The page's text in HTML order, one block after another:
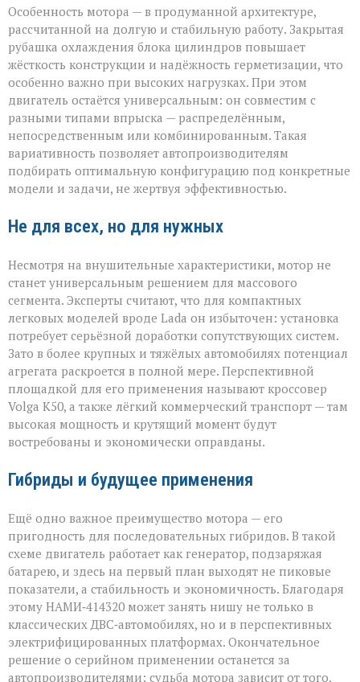
Особенность мотора — в продуманной архитектуре,
рассчитанной на долгую и стабильную работу. Закрытая
рубашка охлаждения блока цилиндров повышает
жёсткость конструкции и надёжность герметизации, что
особенно важно при высоких нагрузках. При этом
двигатель остаётся универсальным: он совместим с
разными типами впрыска — распределённым,
непосредственным или комбинированным. Такая
вариативность позволяет автопроизводителям
подбирать оптимальную конфигурацию под конкретные
модели и задачи, не жертвуя эффективностью.
Не для всех, но для нужных
Несмотря на внушительные характеристики, мотор не
станет универсальным решением для массового
сегмента. Эксперты считают, что для компактных
легковых моделей вроде Lada он избыточен: установка
потребует серьёзной доработки сопутствующих систем.
Зато в более крупных и тяжёлых автомобилях потенциал
агрегата раскроется в полной мере. Перспективной
площадкой для его применения называют кроссовер
Volga К50, а также лёгкий коммерческий транспорт — там
высокая мощность и крутящий момент будут
востребованы и экономически оправданы.
Гибриды и будущее применения
Ещё одно важное преимущество мотора — его
пригодность для последовательных гибридов. В такой
схеме двигатель работает как генератор, подзаряжая
батарею, и здесь на первый план выходят не пиковые
показатели, а стабильность и экономичность. Благодаря
этому НАМИ‑414320 может занять нишу не только в
классических ДВС‑автомобилях, но и в перспективных
электрифицированных платформах. Окончательное
решение о серийном применении останется за
автопроизводителями: судьба мотора зависит от того,